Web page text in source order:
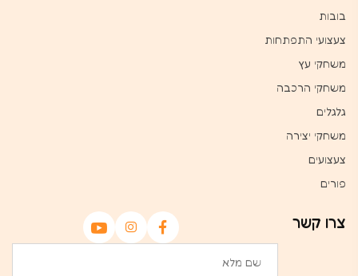
בובות
צעצועי התפתחות
משחקי עץ
משחקי הרכבה
גלגלים
משחקי יצירה
צעצועים
פורים
צרו קשר